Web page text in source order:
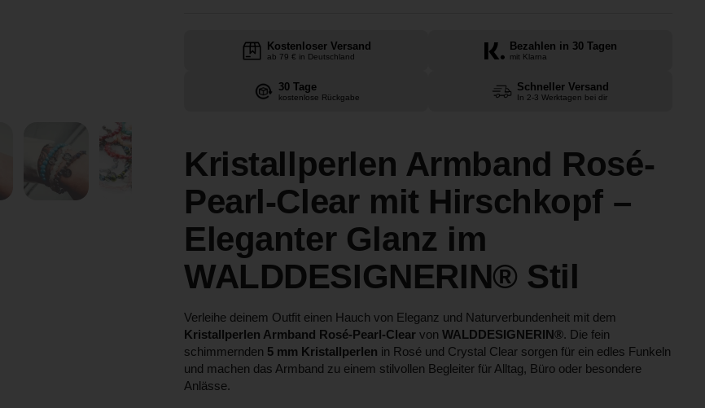
Zeige Folie 6
Kostenloser Versand
ab 79 € in Deutschland
Bezahlen in 30 Tagen
mit Klarna
30 Tage
kostenlose Rückgabe
Schneller Versand
In 2-3 Werktagen bei dir
Kristallperlen Armband Rosé-
Pearl-Clear mit Hirschkopf –
Eleganter Glanz im
WALDDESIGNERIN® Stil
Verleihe deinem Outfit einen Hauch von Eleganz und Naturverbundenheit mit dem
Kristallperlen Armband Rosé-Pearl-Clear von WALDDESIGNERIN®. Die fein
schimmernden 5 mm Kristallperlen in Rosé und Crystal Clear sorgen für ein edles Funkeln
und machen das Armband zu einem stilvollen Begleiter für Alltag, Büro oder besondere
Anlässe.